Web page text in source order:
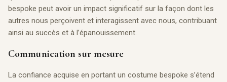
bespoke peut avoir un impact significatif sur la façon dont les
autres nous perçoivent et interagissent avec nous, contribuant
ainsi au succès et à l’épanouissement.
Communication sur mesure
La confiance acquise en portant un costume bespoke s’étend